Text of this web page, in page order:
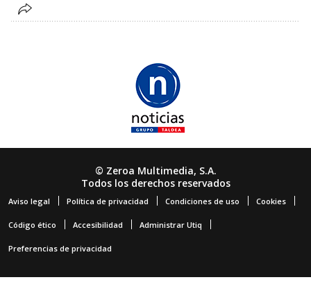
© Zeroa Multimedia, S.A.
Todos los derechos reservados
Aviso legal Política de privacidad Condiciones de uso Cookies
Código ético Accesibilidad Administrar Utiq
Preferencias de privacidad